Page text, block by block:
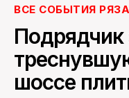
ВСЕ СОБЫТИЯ
Подрядчик
шоссе